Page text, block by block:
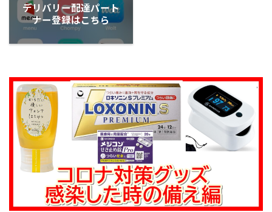
デリバリー配達パート
ナー登録はこちら